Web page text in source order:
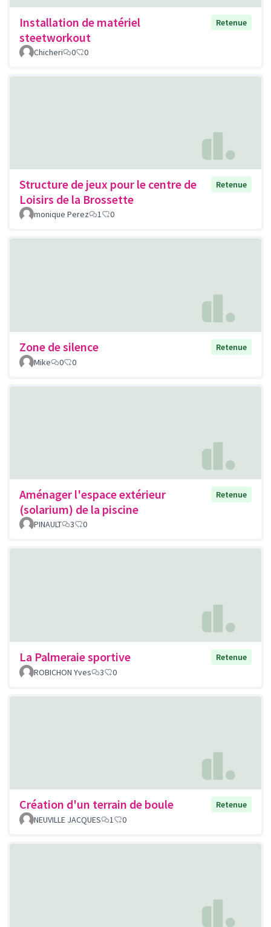
Installation de matériel
steetworkout
Retenue
Chicheri 0 0
Structure de jeux pour le centre de
Loisirs de la Brossette
Retenue
monique Perez 1 0
Zone de silence
Retenue
Mike
0 0
Aménager l'espace extérieur
(solarium) de la piscine
Retenue
PINAULT 3 0
La Palmeraie sportive
Retenue
ROBICHON Yves
3 0
Création d'un terrain de boule
Retenue
NEUVILLE JACQUES
1 0